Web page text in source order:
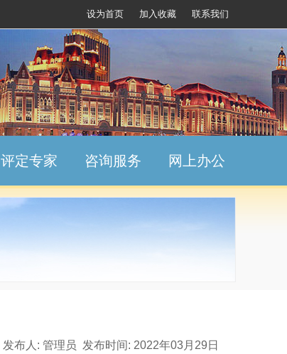
设为首页 加入收藏 联系我们
评定专家 咨询服务 网上办公
发布人: 管理员 发布时间: 2022年03月29日